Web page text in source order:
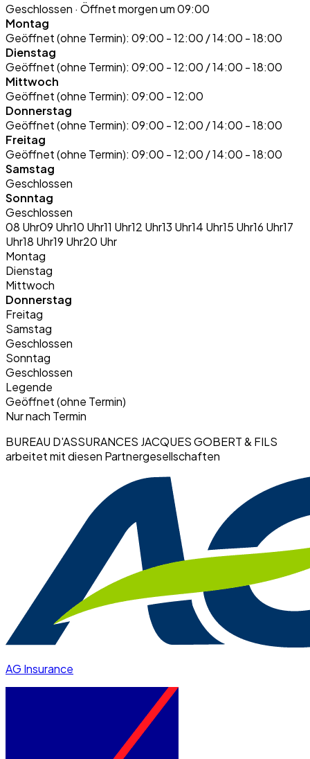
Geschlossen · Öffnet morgen um 09:00
Montag
Geöffnet (ohne Termin): 09:00 - 12:00 / 14:00 - 18:00
Dienstag
Geöffnet (ohne Termin): 09:00 - 12:00 / 14:00 - 18:00
Mittwoch
Geöffnet (ohne Termin): 09:00 - 12:00
Donnerstag
Geöffnet (ohne Termin): 09:00 - 12:00 / 14:00 - 18:00
Freitag
Geöffnet (ohne Termin): 09:00 - 12:00 / 14:00 - 18:00
Samstag
Geschlossen
Sonntag
Geschlossen
08 Uhr09 Uhr10 Uhr11 Uhr12 Uhr13 Uhr14 Uhr15 Uhr16 Uhr17
Uhr18 Uhr19 Uhr20 Uhr
Montag
Dienstag
Mittwoch
Donnerstag
Freitag
Samstag
Geschlossen
Sonntag
Geschlossen
Legende
Geöffnet (ohne Termin)
Nur nach Termin
BUREAU D'ASSURANCES JACQUES GOBERT & FILS
arbeitet mit diesen Partnergesellschaften
AG Insurance